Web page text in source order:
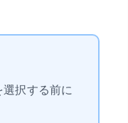
択する前に